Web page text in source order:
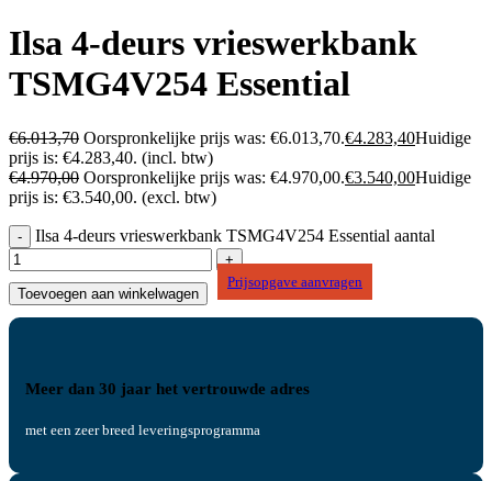
Ilsa 4-deurs vrieswerkbank
TSMG4V254 Essential
€6.013,70 Oorspronkelijke prijs was: €6.013,70.€4.283,40Huidige
prijs is: €4.283,40. (incl. btw)
€4.970,00 Oorspronkelijke prijs was: €4.970,00.€3.540,00Huidige
prijs is: €3.540,00. (excl. btw)
Ilsa 4-deurs vrieswerkbank TSMG4V254 Essential aantal
Toevoegen aan winkelwagen
Prijsopgave aanvragen
Meer dan 30 jaar het vertrouwde adres
met een zeer breed leveringsprogramma